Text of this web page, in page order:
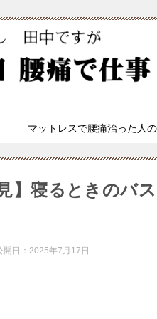
マットレスで腰痛治った人
】寝るときのバ
開日： 2025年7月17日